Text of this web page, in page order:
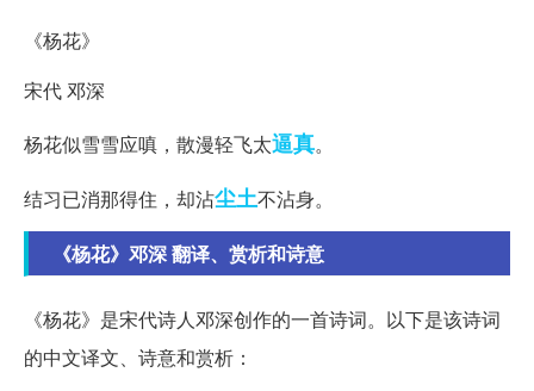
《杨花》
宋代 邓深
杨花似雪雪应嗔，散漫轻飞太逼真。
结习已消那得住，却沾尘土不沾身。
《杨花》邓深 翻译、赏析和诗意
《杨花》是宋代诗人邓深创作的一首诗词。以下是该诗词
的中文译文、诗意和赏析：